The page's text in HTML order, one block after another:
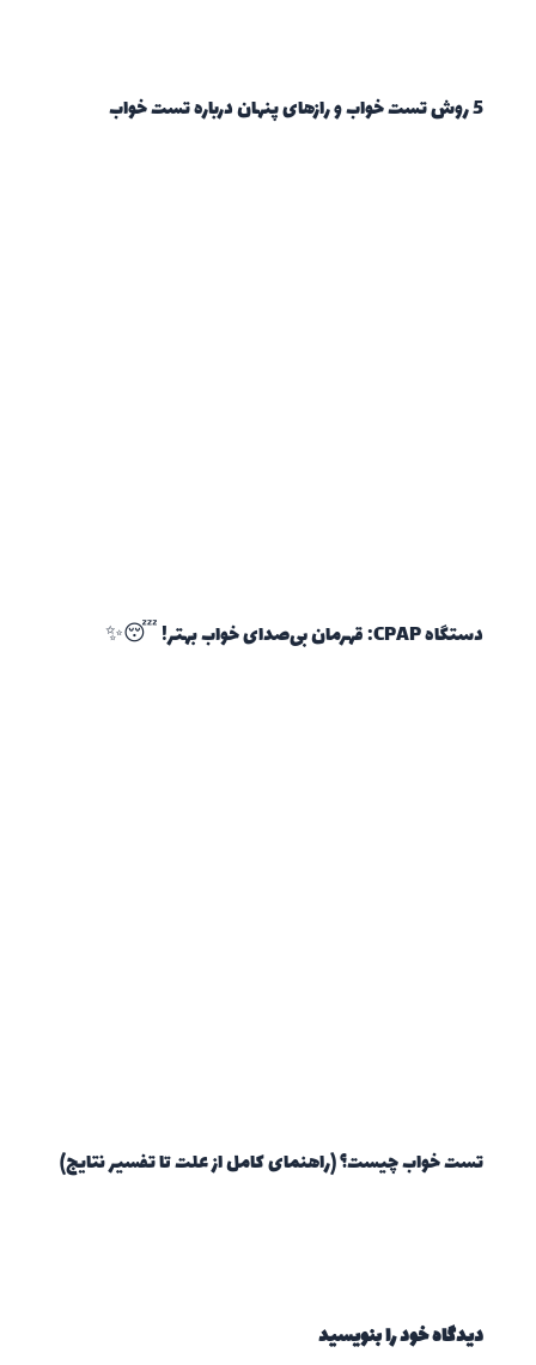
5 روش تست خواب و رازهای پنهان درباره تست خواب
دستگاه CPAP: قهرمان بی‌صدای خواب بهتر! 😴✨
تست خواب چیست؟ (راهنمای کامل از علت تا تفسیر نتایج)
دیدگاه‌ خود را بنویسید